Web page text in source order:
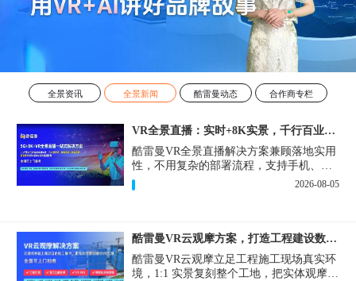
全景资讯 全景新闻 酷雷曼动态 合作商专栏
VR全景直播：实时+8K实景，千行百业的数字化利器
酷雷曼VR全景直播解决方案兼顾落地实用
性，不用复杂的部署流程，支持手机、网
页多端访问，解决各行各业 “看得见、信
得过、降成本、提转化” 的实际难题。
2026-08-05
酷雷曼VR云观摩方案，打造工程建设数字化观摩新范式
酷雷曼VR云观摩立足工程施工现场真实环
境，1:1 实景复刻整个工地，把实体观摩会